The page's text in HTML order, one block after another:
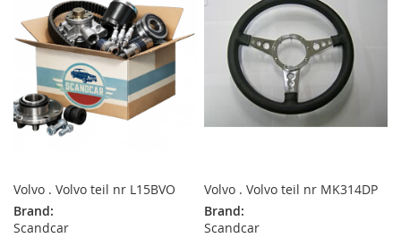
Volvo . Volvo teil nr L15BVO
Brand:
Scandcar
Volvo . Volvo teil nr MK314DP
Brand:
Scandcar